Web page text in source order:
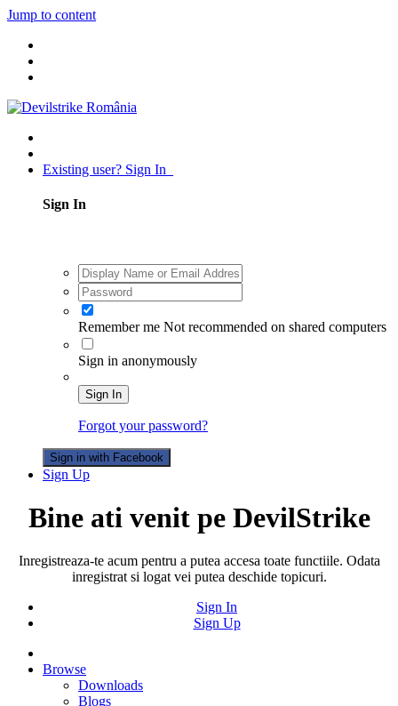
Jump to content
Existing user? Sign In
Sign In
Remember me Not recommended on shared computers
Sign in anonymously
Sign In
Forgot your password?
Sign in with Facebook
Sign Up
Bine ati venit pe DevilStrike
Inregistreaza-te acum pentru a putea accesa toate functiile. Odata
inregistrat si logat vei putea deschide topicuri.
Sign In
Sign Up
Browse
Downloads
Blogs